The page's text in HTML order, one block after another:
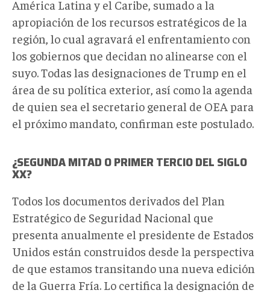
América Latina y el Caribe, sumado a la
apropiación de los recursos estratégicos de la
región, lo cual agravará el enfrentamiento con
los gobiernos que decidan no alinearse con el
suyo. Todas las designaciones de Trump en el
área de su política exterior, así como la agenda
de quien sea el secretario general de OEA para
el próximo mandato, confirman este postulado.
¿SEGUNDA MITAD O PRIMER TERCIO DEL SIGLO
XX?
Todos los documentos derivados del Plan
Estratégico de Seguridad Nacional que
presenta anualmente el presidente de Estados
Unidos están construidos desde la perspectiva
de que estamos transitando una nueva edición
de la Guerra Fría. Lo certifica la designación de